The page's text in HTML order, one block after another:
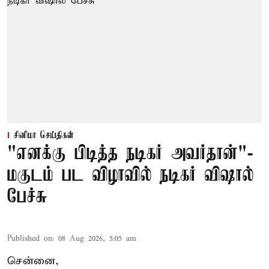
சினிமா செய்திகள்
"எனக்கு பிடித்த நடிகர் அவர்தான்"-
மகுடம் பட விழாவில் நடிகர் விஷால்
பேச்சு
Published on: 08 Aug 2026, 5:05 am
சென்னை,